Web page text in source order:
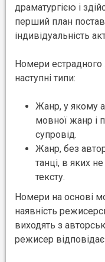
драматургією і
перший план
індивідуальність
Номери естрадного
наступні типи:
Жанр, у якому
мовної жанр і
супровід.
Жанр, без
танці, в яких
тексту.
Номери на основі
наявність
виходять з
режисер